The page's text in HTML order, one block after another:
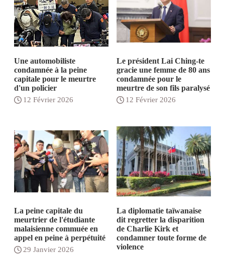
Une automobiliste
condamnée à la peine
capitale pour le meurtre
d'un policier
12 Février 2026
Le président Lai Ching-te
gracie une femme de 80 ans
condamnée pour le
meurtre de son fils paralysé
12 Février 2026
La peine capitale du
meurtrier de l'étudiante
malaisienne commuée en
appel en peine à perpétuité
29 Janvier 2026
La diplomatie taïwanaise
dit regretter la disparition
de Charlie Kirk et
condamner toute forme de
violence